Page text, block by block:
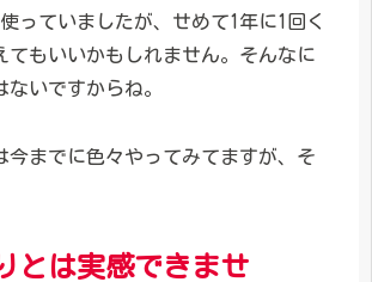
っていましたが、せめて1年に1回く
てもいいかもしれません。そんなに
いですからね。
今までに色々やってみてますが、そ
とは実感でき ませ